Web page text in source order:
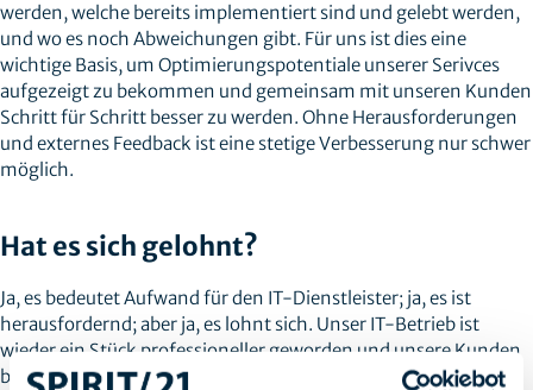
werden, welche bereits implementiert sind und gelebt werden,
und wo es noch Abweichungen gibt. Für uns ist dies eine
wichtige Basis, um Optimierungspotentiale unserer Serivces
aufgezeigt zu bekommen und gemeinsam mit unseren Kunden
Schritt für Schritt besser zu werden. Ohne Herausforderungen
und externes Feedback ist eine stetige Verbesserung nur schwer
möglich.
Hat es sich gelohnt?
Ja, es bedeutet Aufwand für den IT-Dienstleister; ja, es ist
herausfordernd; aber ja, es lohnt sich. Unser IT-Betrieb ist
wieder ein Stück professioneller geworden und unsere Kunden
bekommen die Unterstützung, die sie benötigen.